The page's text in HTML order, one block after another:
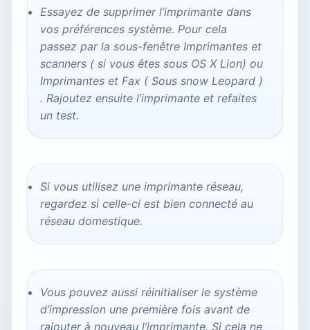
Essayez de supprimer l’imprimante dans
vos préférences système. Pour cela
passez par la sous-fenêtre Imprimantes et
scanners ( si vous êtes sous OS X Lion) ou
Imprimantes et Fax ( Sous snow Leopard )
. Rajoutez ensuite l’imprimante et refaites
un test.
Si vous utilisez une imprimante réseau,
regardez si celle-ci est bien connecté au
réseau domestique.
Vous pouvez aussi réinitialiser le système
d’impression une première fois avant de
rajouter à nouveau l’imprimante. Si cela ne